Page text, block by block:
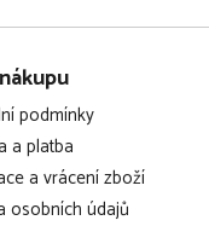
autosedačky bez použití
úchytů Isofix
i-Size (R129)
podmínky
a platba
a vrácení zboží
osobních údajů